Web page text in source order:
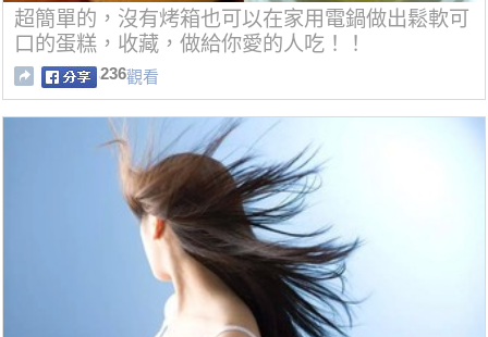
超簡單的，沒有烤箱也可以在家用電鍋做出鬆軟可
口的蛋糕，收藏，做給你愛的人吃！！
236觀看